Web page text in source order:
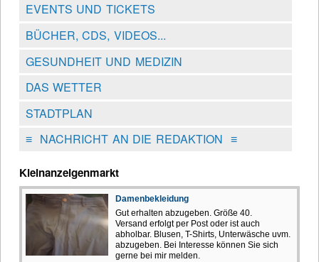
EVENTS UND TICKETS
BÜCHER, CDS, VIDEOS...
GESUNDHEIT UND MEDIZIN
DAS WETTER
STADTPLAN
≡NACHRICHT AN DIE REDAKTION ≡
Kleinanzeigenmarkt
Damenbekleidung
Gut erhalten abzugeben. Größe 40.
Versand erfolgt per Post oder ist auch
abholbar. Blusen, T-Shirts, Unterwäsche uvm.
abzugeben. Bei Interesse können Sie sich
gerne bei mir melden.